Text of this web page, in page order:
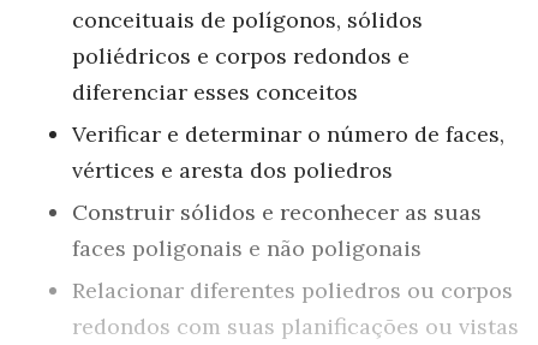
conceituais de polígonos, sólidos
poliédricos e corpos redondos e
diferenciar esses conceitos
Verificar e determinar o número de faces,
vértices e aresta dos poliedros
Construir sólidos e reconhecer as suas
faces poligonais e não poligonais
Relacionar diferentes poliedros ou corpos
redondos com suas planificações ou vistas